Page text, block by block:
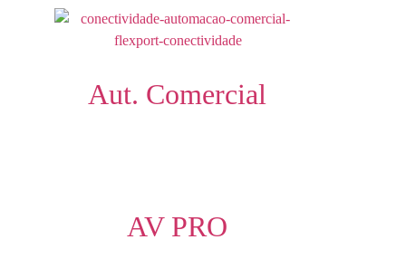
Aut. Comercial
AV PRO